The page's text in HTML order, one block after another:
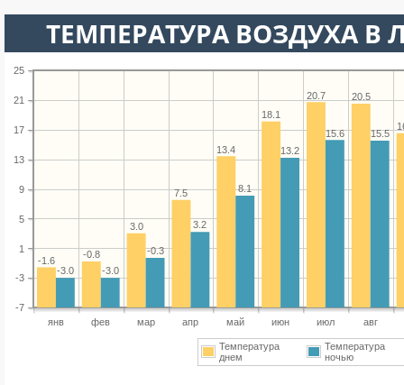
ТЕМПЕРАТУРА ВОЗДУХА В
янв фев мар апр май июн июл авг
-7
-3
1
5
9
13
17
21
25
20.5
20.7
18.1
13.4
7.5
3.0
-0.8
-1.6
15.5
15.6
13.2
8.1
3.2
-0.3
-3.0
-3.0
Температура
днем
Температура
ночью